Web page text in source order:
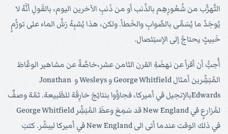
التَّهرُّب من شُعُورِهِم بالذََنب أو من ذَنبِ الآخرين اليوم، بالقَولِ أنَّهُ لا
يُوجَدُ ما يُسَمَّى بالصَّوابِ والخَطأ. ولكن، هذا يُشبِهُ رَشَّ الماء على تورُّمٍ
خَبيثٍ يحتاجُ إلى الإستِئصال.
أُحِبُّ أن أقرأ عن نهضَةِ القرن الثامن عشر،خاصَّةً عن مشاهير الوعَّاظ
المُبَشِّرين أمثال George Whitfield و Wesleys و Jonathan
Edwardsبالإنجيل في أميركا، فجاؤُوا بنتائِجَ خارِقَة للطَّبيعة. ثمّة وصفٌ
لمُزارعٍ في New England قد سَمِعَ وعظَ المُبَشِّر George Whitfield
في ذلك الوقت عندما أتى الى New England في أميركا ليبشّر. كتبَ